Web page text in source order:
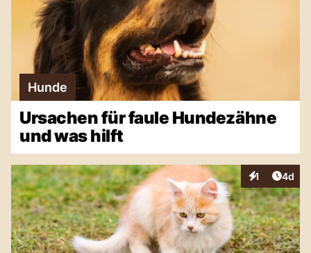
Hunde
Ursachen für faule Hundezähne
und was hilft
1
Interaktionen
4d